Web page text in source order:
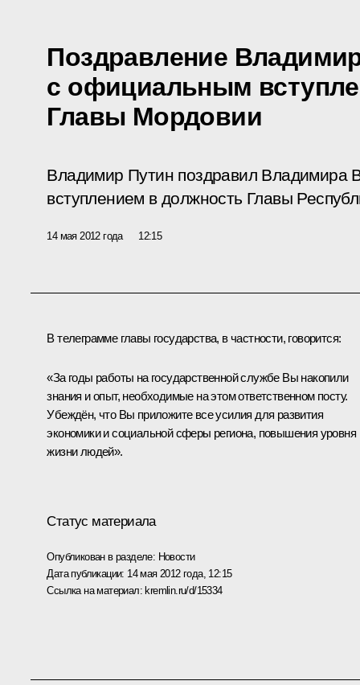
Поздравление
с официальным
Главы Мордовии
Владимир Путин поздравил Владимира
вступлением в должность Главы
14 мая 2012 года 12:15
В телеграмме главы государства, в частности, говорится:
«За годы работы на государственной службе Вы накопили
знания и опыт, необходимые на этом ответственном посту.
Убеждён, что Вы приложите все усилия для развития
экономики и социальной сферы региона, повышения уровня
жизни людей».
Статус материала
Опубликован в разделе: Новости
Дата публикации: 14 мая 2012 года, 12:15
Ссылка на материал: kremlin.ru/d/15334